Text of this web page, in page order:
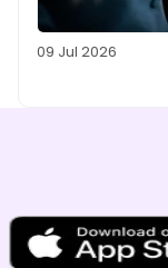
09 Jul 2026